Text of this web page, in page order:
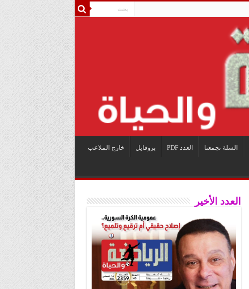
السلة تجمعنا العدد PDF بروفايل خارج الملاعب
العدد الأخير